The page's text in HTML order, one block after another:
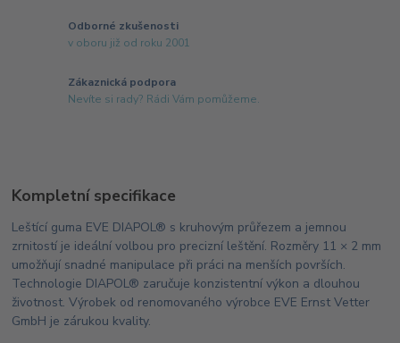
Odborné zkušenosti
v oboru již od roku 2001
Zákaznická podpora
Nevíte si rady? Rádi Vám pomůžeme.
Kompletní specifikace
Leštící guma EVE DIAPOL® s kruhovým průřezem a jemnou
zrnitostí je ideální volbou pro precizní leštění. Rozměry 11 × 2 mm
umožňují snadné manipulace při práci na menších površích.
Technologie DIAPOL® zaručuje konzistentní výkon a dlouhou
životnost. Výrobek od renomovaného výrobce EVE Ernst Vetter
GmbH je zárukou kvality.